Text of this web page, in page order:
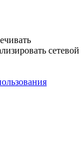
сетевой